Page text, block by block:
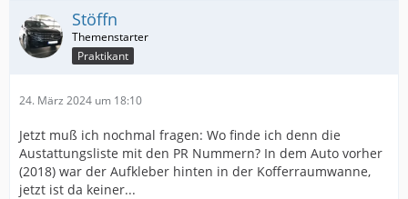
Stöffn
Praktikant
24. März 2024 um 18:10
Jetzt muß ich nochmal fragen: Wo finde ich denn die
Austattungsliste mit den PR Nummern? In dem Auto vorher
(2018) war der Aufkleber hinten in der Kofferraumwanne,
jetzt ist da keiner...